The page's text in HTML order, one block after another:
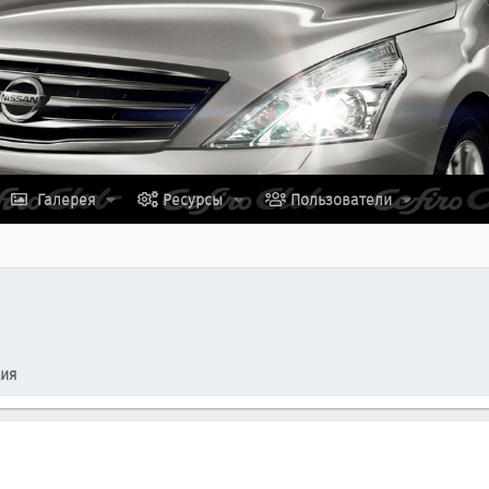
Галерея Ресурсы Пользователи